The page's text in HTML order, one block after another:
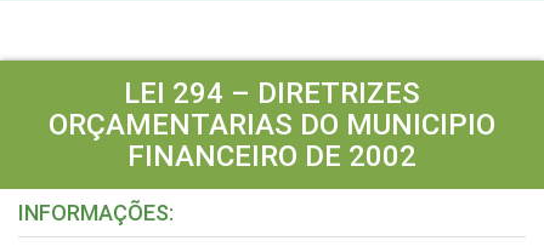
LEI 294 – DIRETRIZES
ORÇAMENTARIAS DO MUNICIPIO
FINANCEIRO DE 2002
INFORMAÇÕES: